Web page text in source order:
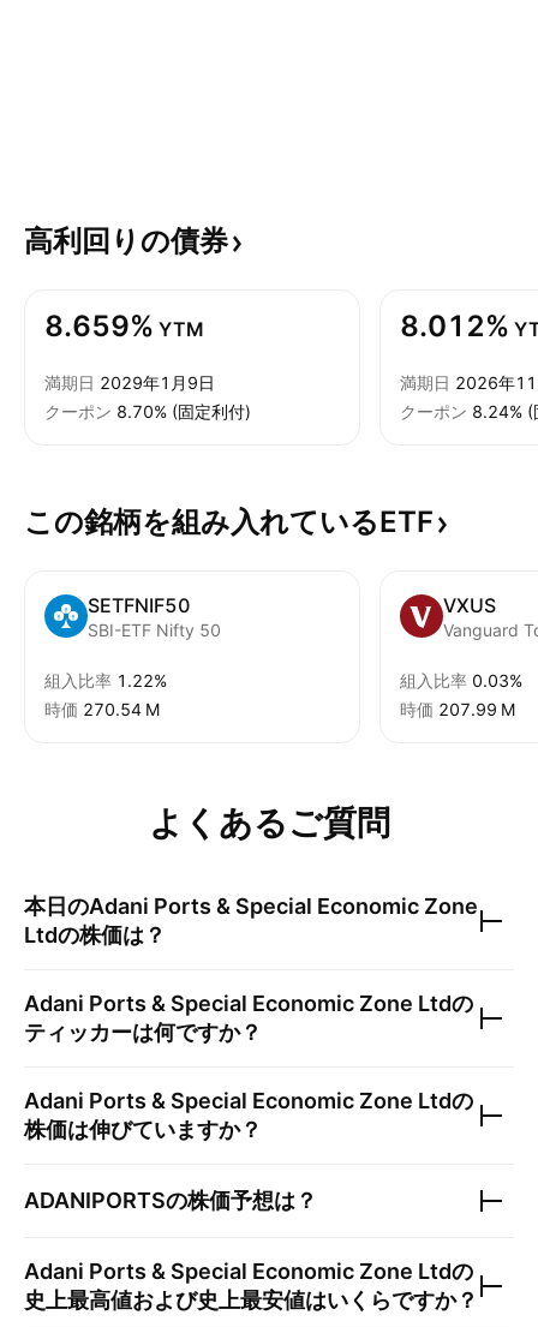
高利回りの債券
8.659% YTM
満期日 2029年1月9日
クーポン 8.70% (固定利付)
8.012%
満期日 2026年
クーポン 8.24% (
この銘柄を組み入れているETF
SETFNIF50
SBI-ETF Nifty 50
組入比率 1.22%
時価 ‪270.54 M‬
VXUS
組入比率 0.03%
時価 ‪207.99 M‬
よくあるご質問
本日のAdani Ports & Special Economic Zone
Ltdの株価は？
Adani Ports & Special Economic Zone Ltdの
ティッカーは何ですか？
Adani Ports & Special Economic Zone Ltdの
株価は伸びていますか？
ADANIPORTSの株価予想は？
Adani Ports & Special Economic Zone Ltdの
史上最高値および史上最安値はいくらですか？